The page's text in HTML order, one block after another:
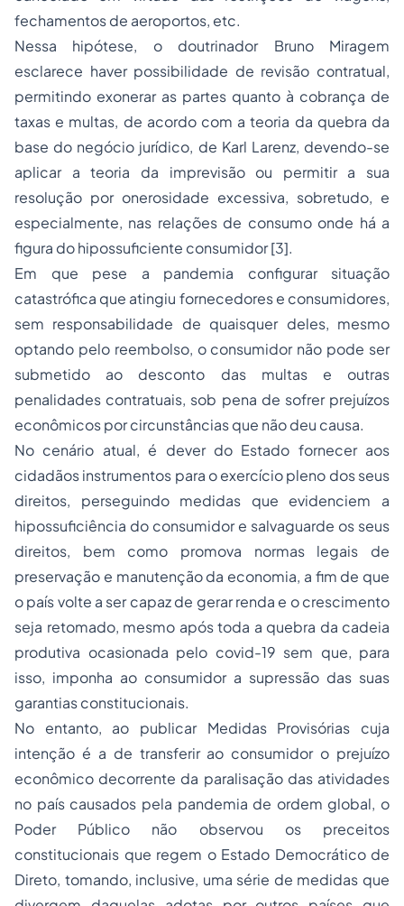
fechamentos de aeroportos, etc.
Nessa hipótese, o doutrinador Bruno Miragem
esclarece haver possibilidade de revisão contratual,
permitindo exonerar as partes quanto à cobrança de
taxas e multas, de acordo com a teoria da quebra da
base do negócio jurídico, de Karl Larenz, devendo-se
aplicar a teoria da imprevisão ou permitir a sua
resolução por onerosidade excessiva, sobretudo, e
especialmente, nas relações de consumo onde há a
figura do hipossuficiente consumidor [3].
Em que pese a pandemia configurar situação
catastrófica que atingiu fornecedores e consumidores,
sem responsabilidade de quaisquer deles, mesmo
optando pelo reembolso, o consumidor não pode ser
submetido ao desconto das multas e outras
penalidades contratuais, sob pena de sofrer prejuízos
econômicos por circunstâncias que não deu causa.
No cenário atual, é dever do Estado fornecer aos
cidadãos instrumentos para o exercício pleno dos seus
direitos, perseguindo medidas que evidenciem a
hipossuficiência do consumidor e salvaguarde os seus
direitos, bem como promova normas legais de
preservação e manutenção da economia, a fim de que
o país volte a ser capaz de gerar renda e o crescimento
seja retomado, mesmo após toda a quebra da cadeia
produtiva ocasionada pelo covid-19 sem que, para
isso, imponha ao consumidor a supressão das suas
garantias constitucionais.
No entanto, ao publicar Medidas Provisórias cuja
intenção é a de transferir ao consumidor o prejuízo
econômico decorrente da paralisação das atividades
no país causados pela pandemia de ordem global, o
Poder Público não observou os preceitos
constitucionais que regem o Estado Democrático de
Direto, tomando, inclusive, uma série de medidas que